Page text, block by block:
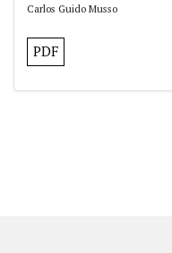
Carlos Guido Musso
PDF